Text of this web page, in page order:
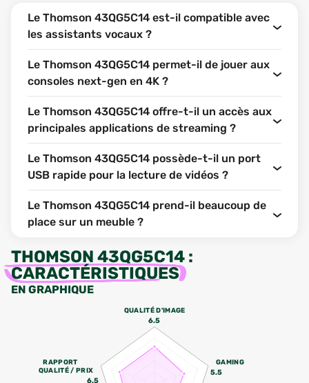
Le Thomson 43QG5C14 est-il compatible avec
les assistants vocaux ?
Le Thomson 43QG5C14 permet-il de jouer aux
consoles next-gen en 4K ?
Le Thomson 43QG5C14 offre-t-il un accès aux
principales applications de streaming ?
Le Thomson 43QG5C14 possède-t-il un port
USB rapide pour la lecture de vidéos ?
Le Thomson 43QG5C14 prend-il beaucoup de
place sur un meuble ?
THOMSON 43QG5C14 :
CARACTÉRISTIQUES
EN GRAPHIQUE
QUALITÉ D'IMAGE
6.5
GAMING
5.5
RAPPORT
QUALITÉ / PRIX
6.5